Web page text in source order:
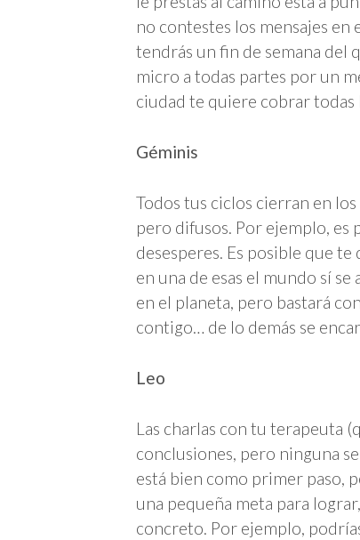
no contestes los mensajes
tendrás un fin de semana del
micro a todas partes por un
ciudad te quiere cobrar todas
Géminis
Todos tus ciclos cierran en
pero difusos. Por ejemplo,
desesperes. Es posible que
en una de esas el mundo sí
en el planeta, pero bastará
contigo… de lo demás se
Leo
Las charlas con tu terapeuta
conclusiones, pero ninguna
está bien como primer paso,
una pequeña meta para
concreto. Por ejemplo,